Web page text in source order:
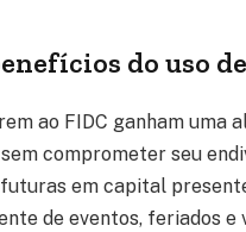
do uso
ao FIDC ganham
comprometer seu
em capital
de eventos, feriados